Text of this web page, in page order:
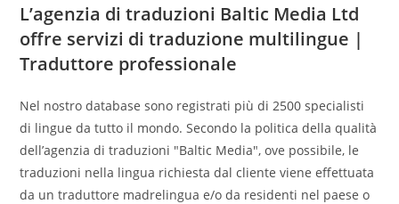
L’agenzia di traduzioni Baltic Media Ltd
offre servizi di traduzione multilingue |
Traduttore professionale
Nel nostro database sono registrati più di 2500 specialisti
di lingue da tutto il mondo. Secondo la politica della qualità
dell’agenzia di traduzioni "Baltic Media", ove possibile, le
traduzioni nella lingua richiesta dal cliente viene effettuata
da un traduttore madrelingua e/o da residenti nel paese o